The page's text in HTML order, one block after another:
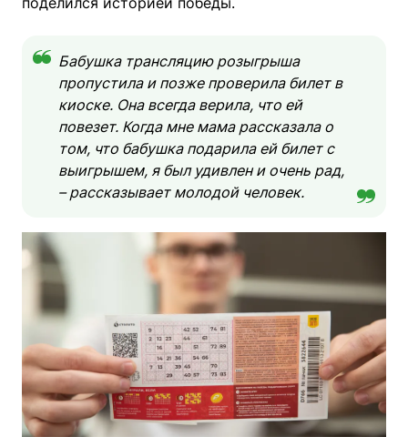
Бабушка трансляцию розыгрыша
пропустила и позже проверила билет в
киоске. Она всегда верила, что ей
повезет. Когда мне мама рассказала о
том, что бабушка подарила ей билет с
выигрышем, я был удивлен и очень рад,
– рассказывает молодой человек.